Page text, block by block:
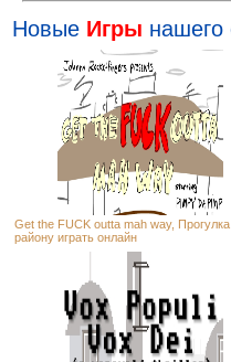
Новые Игры нашего
Get the FUCK outta mah way,
району играть онлайн